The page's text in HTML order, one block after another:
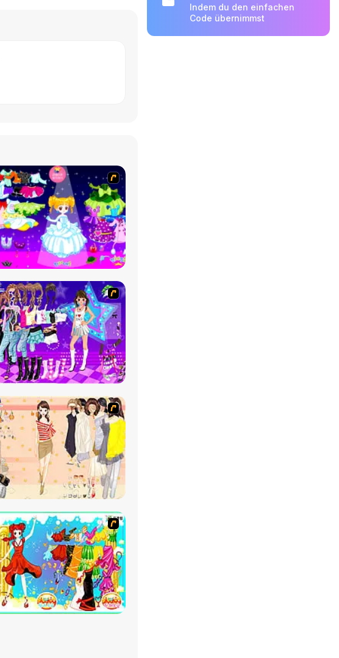
Indem du den einfachen
Code übernimmst